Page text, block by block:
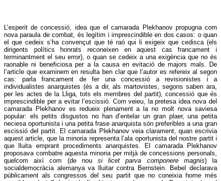
L’esperit de concessió, idea que el camarada Plekhanov propugna com
nova paraula de combat, és legítim i imprescindible en dos casos: o quan
el que cedeix s’ha convençut que té raó qui li exigeix que cedisca (els
dirigents polítics honrats reconeixen en aquest cas francament i
terminantment el seu error), o quan se cedeix a una exigència que no és
raonable ni beneficiosa per a la causa en evitació de majors mals. De
l’article que examinem en resulta ben clar que l’autor es refereix al segon
cas: parla francament de fer una concessió a revisionistes i a
individualistes anarquistes (és a dir, als martovistes, segons saben ara,
per les actes de la Lliga, tots els membres del partit), concessió que és
imprescindible per a evitar l’escissió. Com veieu, la pretesa idea nova del
camarada Plekhanov es redueix plenament a la no molt nova saviesa
popular: els petits disgustos no han d’entelar un gran plaer, una petita
neciesa oportunista i una petita frase anarquista són preferibles a una gran
escissió del partit. El camarada Plekhanov veia clarament, quan escrivia
aquest article, que la minoria representa l’ala oportunista del nostre partit i
que lluita emprant procediments anarquistes. El camarada Plekhanov
proposava combatre aquesta minoria per mitjà de concessions personals,
quelcom així com (de nou si licet parva componere magnis) la
socialdemocràcia alemanya va lluitar contra Bernstein. Bebel declarava
públicament als congressos del seu partit que no coneixia home més